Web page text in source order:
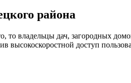
района
владельцы дач, загородных
доступ